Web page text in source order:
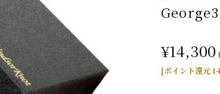
George3
¥14,300
[ポイント還元